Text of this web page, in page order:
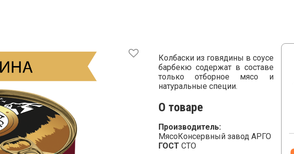
Колбаски из говядины в соусе
барбекю содержат в составе
только отборное мясо и
натуральные специи.
О товаре
Производитель:
МясоКонсервный завод АРГО
ГОСТ СТО